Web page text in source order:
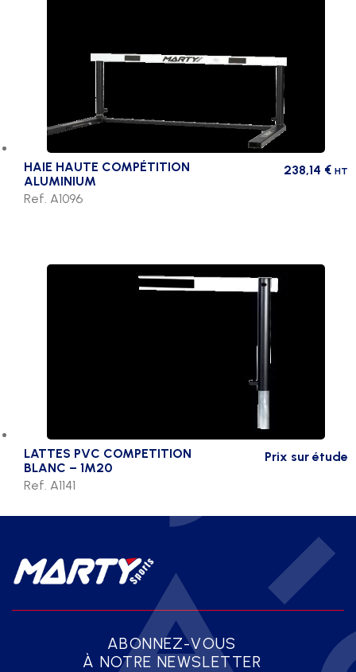
HAIE HAUTE COMPÉTITION
ALUMINIUM
238,14 € HT
Ref. A1096
LATTES PVC COMPETITION
BLANC – 1M20
Prix sur étude
Ref. A1141
ABONNEZ-VOUS
À NOTRE NEWSLETTER